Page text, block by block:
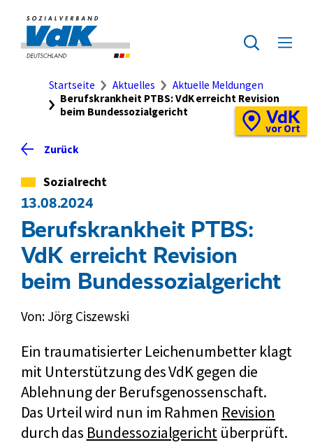
Seiteninhalt
springen
Zur
Startseite
des
Zur
Suche
Menü
Schnellzugriff
Ort-
Standortkarte
VdK
vor Ort
Brotkrumennavigation
Startseite Aktuelles
Aktuelle Meldungen
Berufskrankheit PTBS: VdK erreicht Revision
beim Bundessozialgericht
Zurück
Kategorie
Sozialrecht
13.08.2024
Berufskrankheit PTBS:
VdK erreicht Revision
beim Bundessozialgericht
Von: Jörg Ciszewski
Ein traumatisierter Leichenumbetter klagt
mit Unterstützung des VdK gegen die
Ablehnung der Berufsgenossenschaft.
Das Urteil wird nun im Rahmen Revision
durch das Bundessozialgerichtüberprüft.